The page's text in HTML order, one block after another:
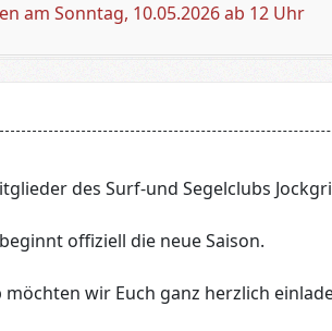
am Sonntag, 10.05.2026 ab 12 Uhr
des Surf-und Segelclubs
offiziell die neue Saison.
möchten wir Euch ganz herzlich